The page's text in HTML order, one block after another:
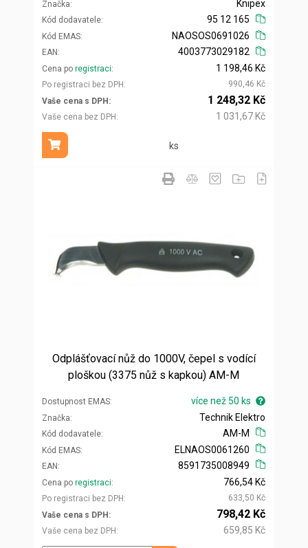
Značka
Kód dodavatele
Knipex
95 12 165
Kód EMAS
EAN
NAOSOS0691026
4003773029182
Cena po registraci
Po registraci bez DPH
1 198,46 Kč
990,46 Kč
Vaše cena s DPH
Vaše cena bez DPH
1 248,32 Kč
1 031,67 Kč
ks
Přidat do košíku
Odplášťovací nůž do 1000V, čepel s vodící
ploškou (3375 nůž s kapkou) AM-M
Dostupnost EMAS více než 50 ks
Značka
Kód dodavatele
Technik Elektro
AM-M
Kód EMAS
EAN
ELNAOS0061260
8591735008949
Cena po registraci
Po registraci bez DPH
766,54 Kč
633,50 Kč
Vaše cena s DPH
Vaše cena bez DPH
798,42 Kč
659,85 Kč